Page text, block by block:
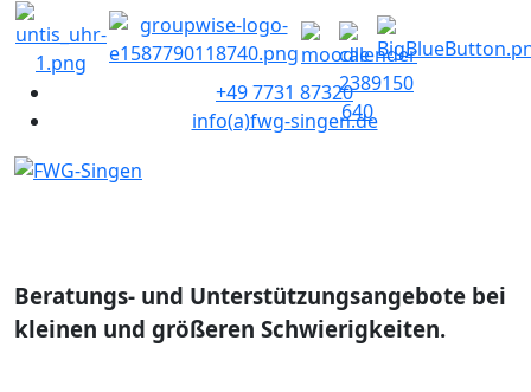
+49 7731 87320
info(a)fwg-singen.de
Beratungs- und Unterstützungsangebote bei
kleinen und größeren Schwierigkeiten.